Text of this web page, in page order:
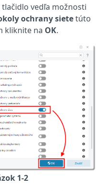
vedľa možnosti
ochrany sietetúto
kliknite na OK.
1-2